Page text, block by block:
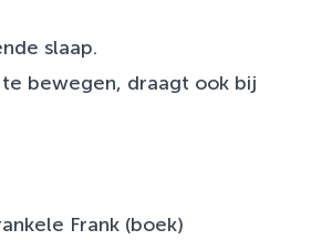
slaap.
te bewegen, draagt ook bij
Frank (boek)